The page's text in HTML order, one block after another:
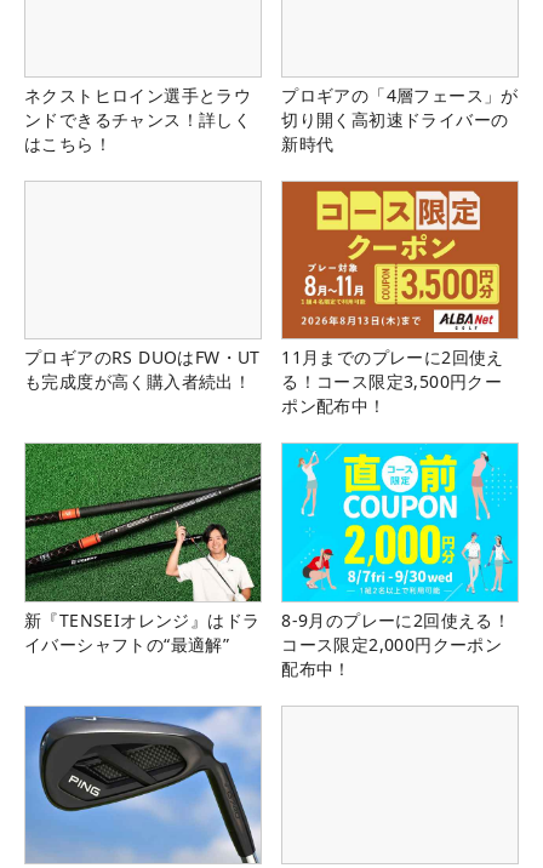
ネクストヒロイン選手とラウ
ンドできるチャンス！詳しく
はこちら！
プロギアの「4層フェース」が
切り開く高初速ドライバーの
新時代
プロギアのRS DUOはFW・UT
も完成度が高く購入者続出！
11月までのプレーに2回使え
る！コース限定3,500円クー
ポン配布中！
新『TENSEIオレンジ』はドラ
イバーシャフトの“最適解”
8-9月のプレーに2回使える！
コース限定2,000円クーポン
配布中！